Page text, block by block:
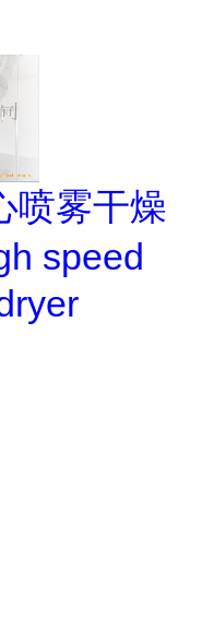
喷雾干燥
speed